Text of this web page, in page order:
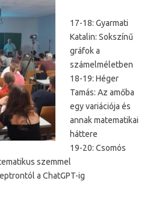
17-18: Gyarmati
Katalin: Sokszínű
gráfok a
számelméletben
18-19: Héger
Tamás: Az amőba
egy variációja és
annak matematikai
háttere
19-20: Csomós
szemmel
a ChatGPT-ig